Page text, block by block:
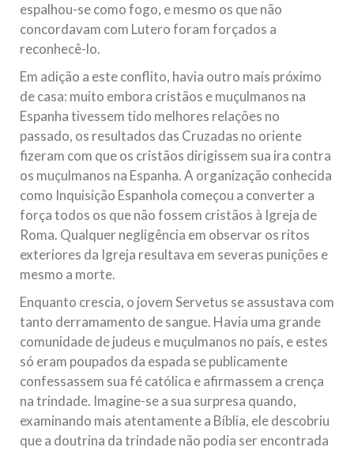
espalhou-se como fogo, e mesmo os que não
concordavam com Lutero foram forçados a
reconhecê-lo.
Em adição a este conflito, havia outro mais próximo
de casa: muito embora cristãos e muçulmanos na
Espanha tivessem tido melhores relações no
passado, os resultados das Cruzadas no oriente
fizeram com que os cristãos dirigissem sua ira contra
os muçulmanos na Espanha. A organização conhecida
como Inquisição Espanhola começou a converter a
força todos os que não fossem cristãos à Igreja de
Roma. Qualquer negligência em observar os ritos
exteriores da Igreja resultava em severas punições e
mesmo a morte.
Enquanto crescia, o jovem Servetus se assustava com
tanto derramamento de sangue. Havia uma grande
comunidade de judeus e muçulmanos no país, e estes
só eram poupados da espada se publicamente
confessassem sua fé católica e afirmassem a crença
na trindade. Imagine-se a sua surpresa quando,
examinando mais atentamente a Bíblia, ele descobriu
que a doutrina da trindade não podia ser encontrada